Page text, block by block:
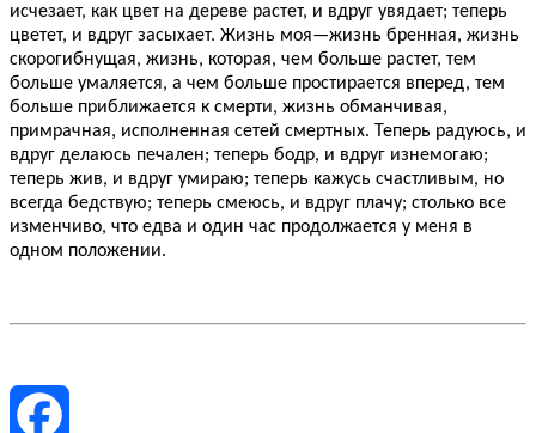
исчезает, как цвет на дереве растет, и вдруг увядает; теперь
цветет, и вдруг засыхает. Жизнь моя—жизнь брен­ная, жизнь
скорогибнущая, жизнь, которая, чем больше растет, тем
больше умаляется, а чем больше простирается вперед, тем
больше приближается к смерти, жизнь обман­чивая,
примрачная, исполненная сетей смертных. Теперь радуюсь, и
вдруг делаюсь печален; теперь бодр, и вдруг изнемогаю;
теперь жив, и вдруг умираю; теперь кажусь счастливым, но
всегда бедствую; теперь смеюсь, и вдруг плачу; столько все
изменчиво, что едва и один час продолжается у меня в
одном положении.